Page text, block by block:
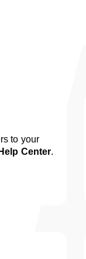
to your
Center.